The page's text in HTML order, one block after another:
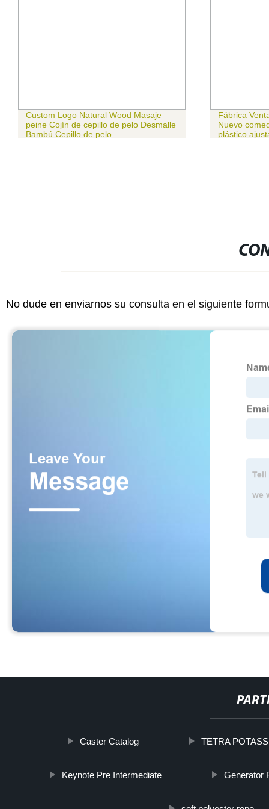
Custom Logo Natural Wood Masaje
peine Cojín de cepillo de pelo Desmalle
Bambú Cepillo de pelo
Fábrica
Nuevo
plástico
No dude en enviarnos su consulta en el siguiente
Caster Catalog TETRA
Keynote Pre Intermediate Generator